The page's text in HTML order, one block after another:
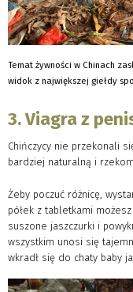
Temat żywności w Chinach
widok z największej giełdy
3. Viagra z
Chińczycy nie przekonali
bardziej naturalną i
Żeby poczuć różnicę,
półek z tabletkami
suszone jaszczurki i
wszystkim unosi się
wkradł się do chaty baby